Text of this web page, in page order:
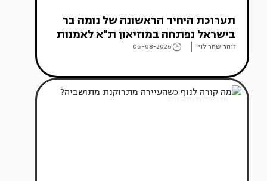
תערוכת היחיד הראשונה של נומה בר
בישראל נפתחה במוזיאון ת"א לאמנות
זוהר שחר לוי 06-08-2026
אדריכלות מהעולם